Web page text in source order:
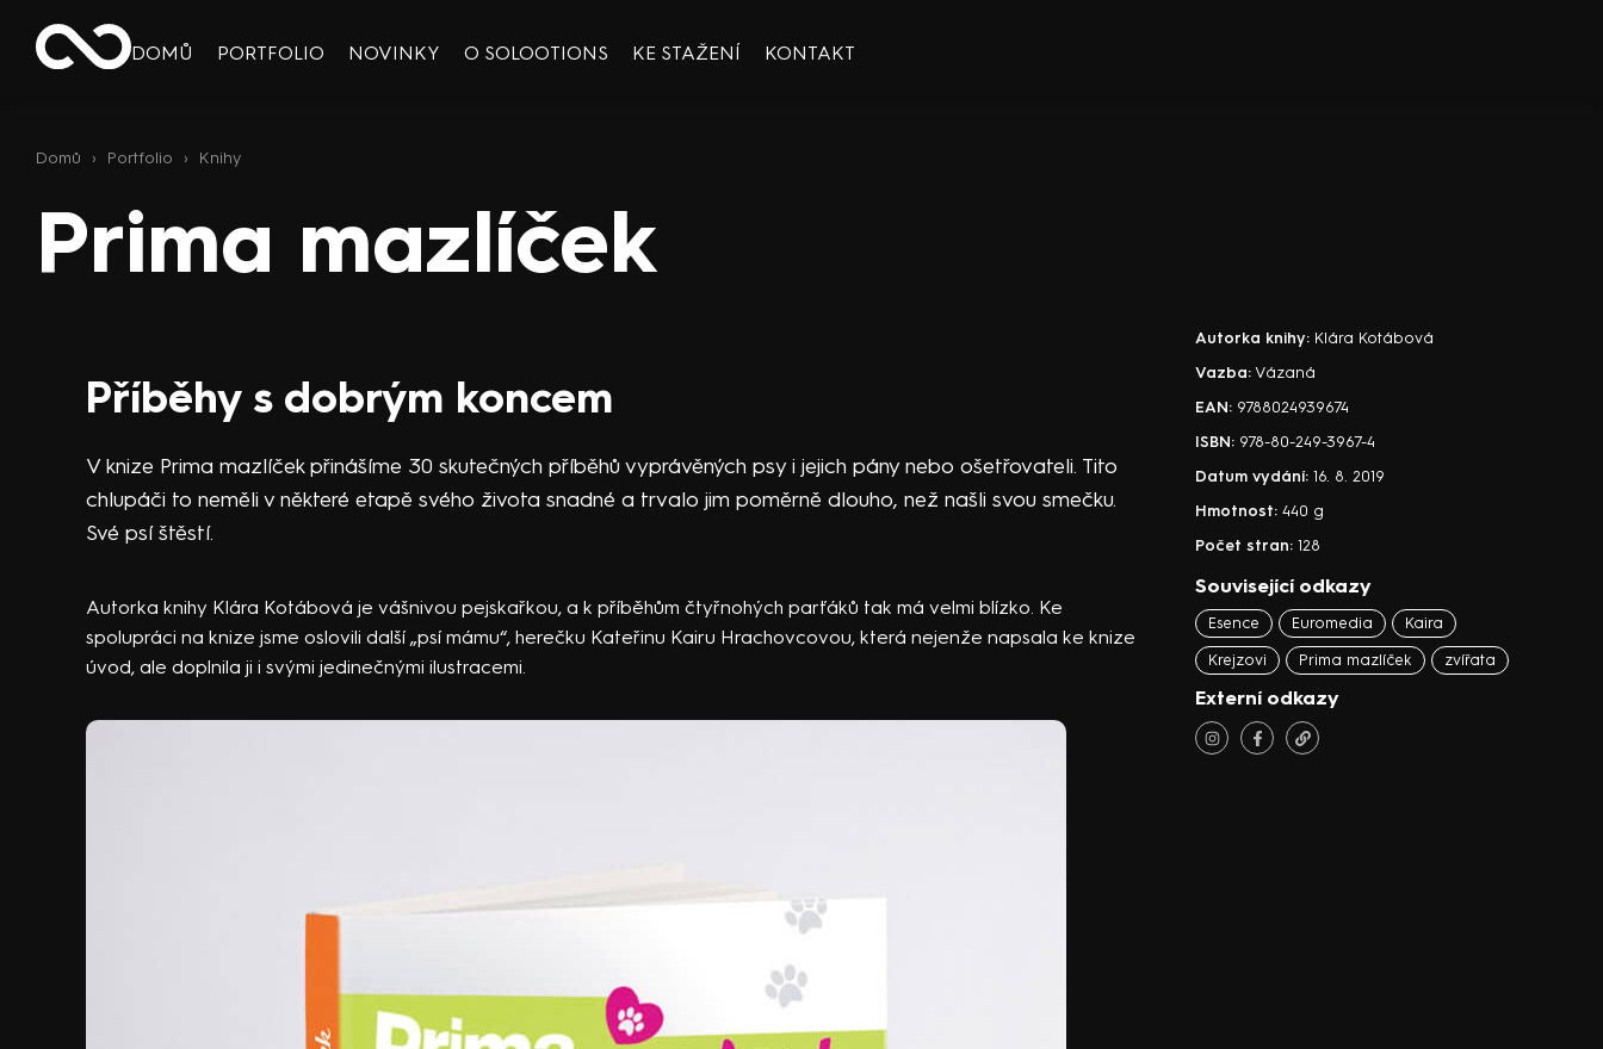
DOMŮ PORTFOLIO NOVINKY O SOLOOTIONS KE STAŽENÍ KONTAKT
Domů › Portfolio › Knihy
Prima mazlíček
Příběhy s dobrým koncem
V knize Prima mazlíček přinášíme 30 skutečných příběhů vyprávěných psy i jejich pány nebo ošetřovateli. Tito
chlupáči to neměli v některé etapě svého života snadné a trvalo jim poměrně dlouho, než našli svou smečku.
Své psí štěstí.
Autorka knihy Klára Kotábová je vášnivou pejskařkou, a k příběhům čtyřnohých parťáků tak má velmi blízko. Ke
spolupráci na knize jsme oslovili další „psí mámu“, herečku Kateřinu Kairu Hrachovcovou, která nejenže napsala ke knize
úvod, ale doplnila ji i svými jedinečnými ilustracemi.
Autorka knihy: Klára Kotábová
Vazba: Vázaná
EAN: 9788024939674
ISBN: 978-80-249-3967-4
Datum vydání: 16. 8. 2019
Hmotnost: 440 g
Počet stran: 128
Související odkazy
Esence Euromedia Kaira
Krejzovi Prima mazlíček zvířata
Externí odkazy